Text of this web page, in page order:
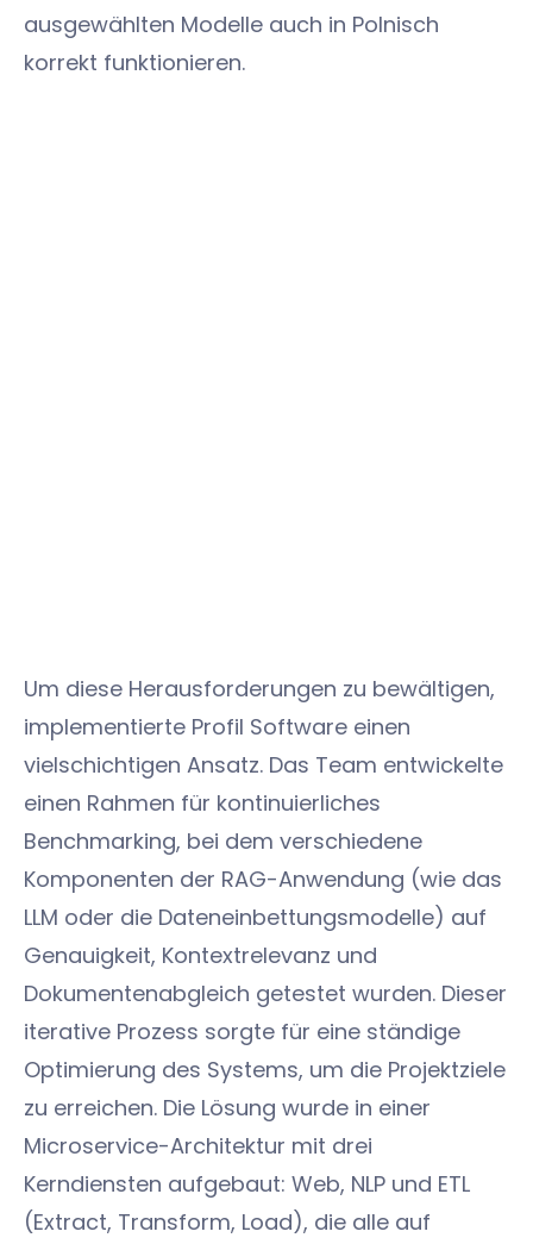
ausgewählten Modelle auch in Polnisch
korrekt funktionieren.
Um diese Herausforderungen zu bewältigen,
implementierte Profil Software einen
vielschichtigen Ansatz. Das Team entwickelte
einen Rahmen für kontinuierliches
Benchmarking, bei dem verschiedene
Komponenten der RAG-Anwendung (wie das
LLM oder die Dateneinbettungsmodelle) auf
Genauigkeit, Kontextrelevanz und
Dokumentenabgleich getestet wurden. Dieser
iterative Prozess sorgte für eine ständige
Optimierung des Systems, um die Projektziele
zu erreichen. Die Lösung wurde in einer
Microservice-Architektur mit drei
Kerndiensten aufgebaut: Web, NLP und ETL
(Extract, Transform, Load), die alle auf